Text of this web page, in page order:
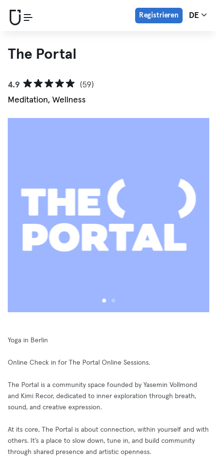
Registrieren DE
The Portal
4.9
(59)
Meditation, Wellness
Yoga in Berlin
Online Check in for The Portal Online Sessions.
The Portal is a community space founded by Yasemin Vollmond
and Kimi Recor, dedicated to inner exploration through breath,
sound, and creative expression.
At its core, The Portal is about connection, within yourself and with
others. It’s a place to slow down, tune in, and build community
through shared presence and artistic openness.